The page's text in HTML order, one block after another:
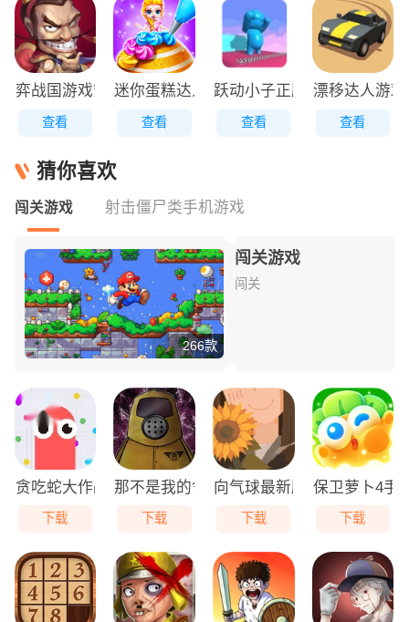
弈战国游戏安装包
查看
迷你蛋糕达人原版
查看
跃动小子正版
查看
漂移达人游
查看
猜你喜欢
闯关游戏 射击僵尸类手机游戏
闯关游戏
闯关
266款
贪吃蛇大作战免费版
下载
那不是我的邻居游戏无广告版
下载
向气球最新版
下载
保卫萝卜4手
下载